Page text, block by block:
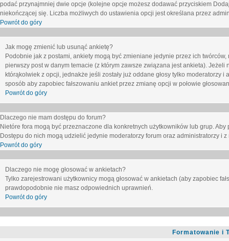
podać przynajmniej dwie opcje (kolejne opcje możesz dodawać przyciskiem
niekończącej się. Liczba możliwych do ustawienia opcji jest określana przez
Powrót do góry
Jak mogę zmienić lub usunąć ankietę?
Podobnie jak z postami, ankiety mogą być zmieniane jedynie przez ich
pierwszy post w danym temacie (z którym zawsze związana jest ankieta).
którąkolwiek z opcji, jednakże jeśli zostały już oddane głosy tylko
sposób aby zapobiec fałszowaniu ankiet przez zmianę opcji w połowie
Powrót do góry
Dlaczego nie mam dostępu do forum?
Nietóre fora mogą być przeznaczone dla konkretnych użytkowników lub grup.
Dostępu do nich mogą udzielić jedynie moderatorzy forum oraz administratorzy i
Powrót do góry
Dlaczego nie mogę głosować w ankietach?
Tylko zarejestrowani użytkownicy mogą głosować w ankietach (aby zapobiec
prawdopodobnie nie masz odpowiednich uprawnień.
Powrót do góry
Formatowanie i